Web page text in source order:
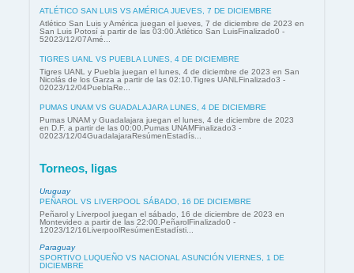
ATLÉTICO SAN LUIS VS AMÉRICA JUEVES, 7 DE DICIEMBRE
Atlético San Luis y América juegan el jueves, 7 de diciembre de 2023 en
San Luis Potosí a partir de las 03:00.Atlético San LuisFinalizado0 -
52023/12/07Amé...
TIGRES UANL VS PUEBLA LUNES, 4 DE DICIEMBRE
Tigres UANL y Puebla juegan el lunes, 4 de diciembre de 2023 en San
Nicolás de los Garza a partir de las 02:10.Tigres UANLFinalizado3 -
02023/12/04PueblaRe...
PUMAS UNAM VS GUADALAJARA LUNES, 4 DE DICIEMBRE
Pumas UNAM y Guadalajara juegan el lunes, 4 de diciembre de 2023
en D.F. a partir de las 00:00.Pumas UNAMFinalizado3 -
02023/12/04GuadalajaraResúmenEstadís...
Torneos, ligas
Uruguay
PEÑAROL VS LIVERPOOL SÁBADO, 16 DE DICIEMBRE
Peñarol y Liverpool juegan el sábado, 16 de diciembre de 2023 en
Montevideo a partir de las 22:00.PeñarolFinalizado0 -
12023/12/16LiverpoolResúmenEstadísti...
Paraguay
SPORTIVO LUQUEÑO VS NACIONAL ASUNCIÓN VIERNES, 1 DE
DICIEMBRE